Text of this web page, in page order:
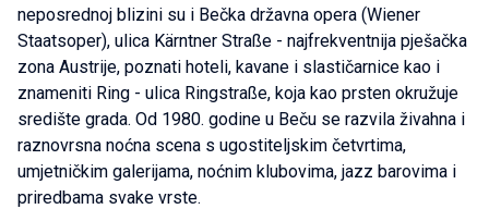
neposrednoj blizini su i Bečka državna opera (Wiener
Staatsoper), ulica Kärntner Straße - najfrekventnija pješačka
zona Austrije, poznati hoteli, kavane i slastičarnice kao i
znameniti Ring - ulica Ringstraße, koja kao prsten okružuje
središte grada. Od 1980. godine u Beču se razvila živahna i
raznovrsna noćna scena s ugostiteljskim četvrtima,
umjetničkim galerijama, noćnim klubovima, jazz barovima i
priredbama svake vrste.